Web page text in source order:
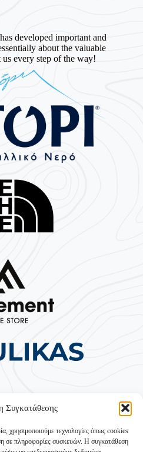
Συγκατάθεσης
χρησιμοποιούμε τεχνολογίες όπως cookies
σε πληροφορίες συσκευών. Η συγκατάθεση
developed important and
about the valuable
every step of the way!